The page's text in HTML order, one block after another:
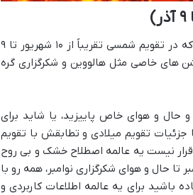
فصل پاییز، شامل ماه های سپتامبر، اکتبر و نوامبر در تقویم میلادی است که در تقویم شمسی تقریباً از ۱۰ شهریور تا ۹
های خاصی مثل هالووین و شکرگزاری گره
و هوای خاص پاییزید، یا شاید برای
جزئیات تقویم میلادی و تطابقش با تقویم
قرار نیست یه عالمه اصطلاح خشک و بی روح
تا حال و هوای شکرگزاری نوامبر، همه رو با
برای یه عالمه اطلاعات کاربردی و